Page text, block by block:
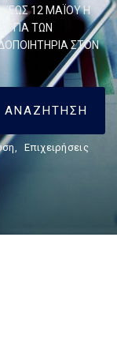
ΈΩΣ 12 ΜΑΪΟΥ Η
ΓΙΑ ΤΩΝ
ΣΤΟΝ
, Επιχειρήσεις